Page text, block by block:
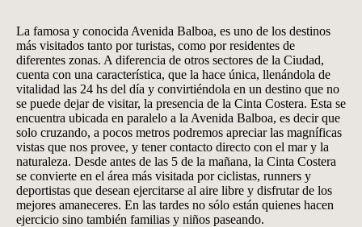
La famosa y conocida Avenida Balboa, es uno de los destinos
más visitados tanto por turistas, como por residentes de
diferentes zonas. A diferencia de otros sectores de la Ciudad,
cuenta con una característica, que la hace única, llenándola de
vitalidad las 24 hs del día y convirtiéndola en un destino que no
se puede dejar de visitar, la presencia de la Cinta Costera. Esta se
encuentra ubicada en paralelo a la Avenida Balboa, es decir que
solo cruzando, a pocos metros podremos apreciar las magníficas
vistas que nos provee, y tener contacto directo con el mar y la
naturaleza. Desde antes de las 5 de la mañana, la Cinta Costera
se convierte en el área más visitada por ciclistas, runners y
deportistas que desean ejercitarse al aire libre y disfrutar de los
mejores amaneceres. En las tardes no sólo están quienes hacen
ejercicio sino también familias y niños paseando.